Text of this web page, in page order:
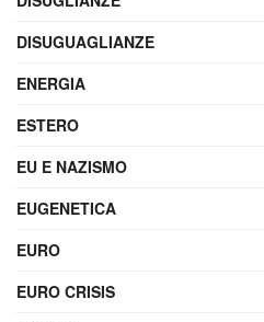
DISUGUAGLIANZE
ENERGIA
ESTERO
EU E NAZISMO
EUGENETICA
EURO
EURO CRISIS